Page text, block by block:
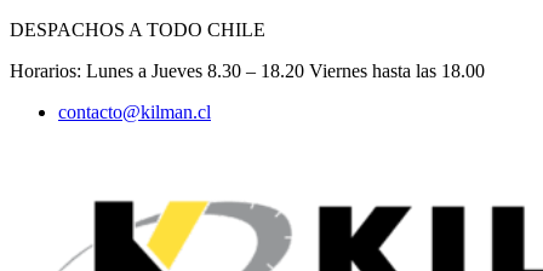
Ir
contenido
DESPACHOS A TODO CHILE
Horarios: Lunes a Jueves 8.30 – 18.20 Viernes hasta las 18.00
contacto@kilman.cl